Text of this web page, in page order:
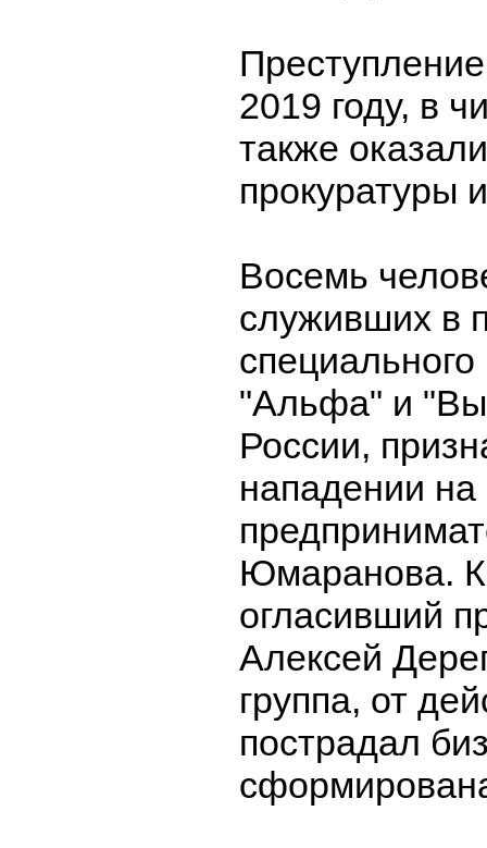
2019 году, в
также
прокуратуры
Восемь
служивших в
"Альфа" и
России,
нападении на
Юмаранова.
огласивший
Алексей
группа, от
пострадал